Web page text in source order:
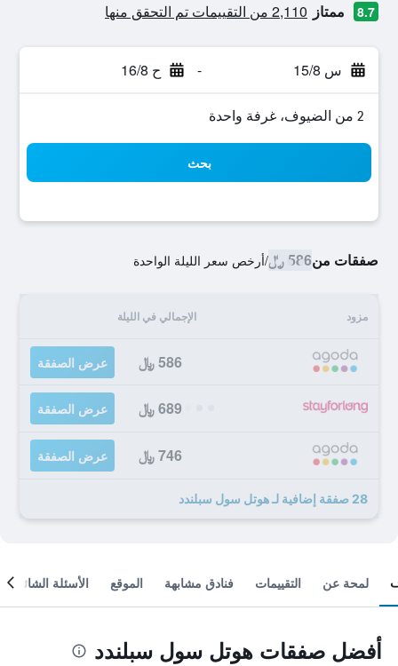
8.7 ممتاز 2,110 من التقييمات تم التحقق منها
س 15/8 - ح 16/8
2 من الضيوف، غرفة واحدة
بحث
صفقات من586 ﷼ /أرخص سعر الليلة الواحدة
مزود الإجمالي في الليلة
586 ﷼ عرض الصفقة
689 ﷼ عرض الصفقة
746 ﷼ عرض الصفقة
28 صفقة إضافية لـ هوتل سول سبلندد
لمحة عن التقييمات فنادق مشابهة الموقع الأسئلة الشائعة
أفضل صفقات هوتل سول سبلندد